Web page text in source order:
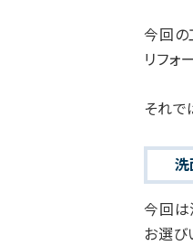
今回の
リフォ
それで
洗
今回は
お選び